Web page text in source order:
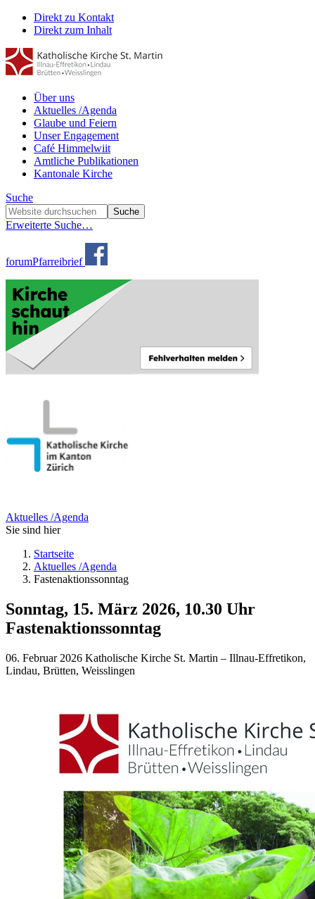
Direkt zu Kontakt
Direkt zum Inhalt
Über uns
Aktuelles /Agenda
Glaube und Feiern
Unser Engagement
Café Himmelwiit
Amtliche Publikationen
Kantonale Kirche
Suche
Erweiterte Suche…
forumPfarreibrief
Aktuelles /Agenda
Sie sind hier
Startseite
Aktuelles /Agenda
Fastenaktionssonntag
Sonntag, 15. März 2026, 10.30 Uhr
Fastenaktionssonntag
06. Februar 2026 Katholische Kirche St. Martin – Illnau-Effretikon,
Lindau, Brütten, Weisslingen